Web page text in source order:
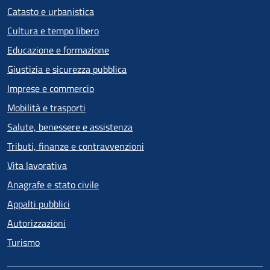
Catasto e urbanistica
Cultura e tempo libero
Educazione e formazione
Giustizia e sicurezza pubblica
Imprese e commercio
Mobilità e trasporti
Salute, benessere e assistenza
Tributi, finanze e contravvenzioni
Vita lavorativa
Anagrafe e stato civile
Appalti pubblici
Autorizzazioni
Turismo